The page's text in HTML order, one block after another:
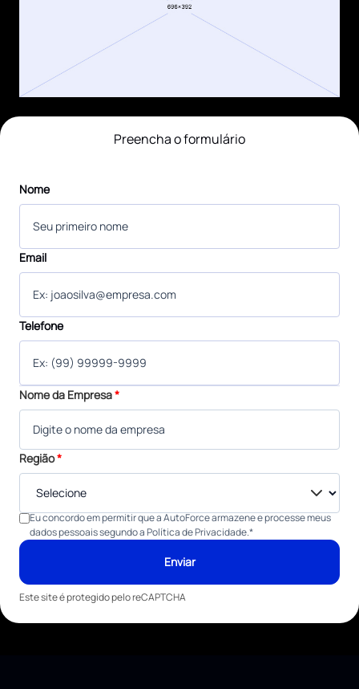
Preencha o formulário
Nome
Email
Telefone
Nome da Empresa*
Região*
Eu concordo em permitir que a AutoForce armazene e processe meus
dados pessoais segundo aPolítica de Privacidade.*
Enviar
Este site é protegido pelo reCAPTCHA